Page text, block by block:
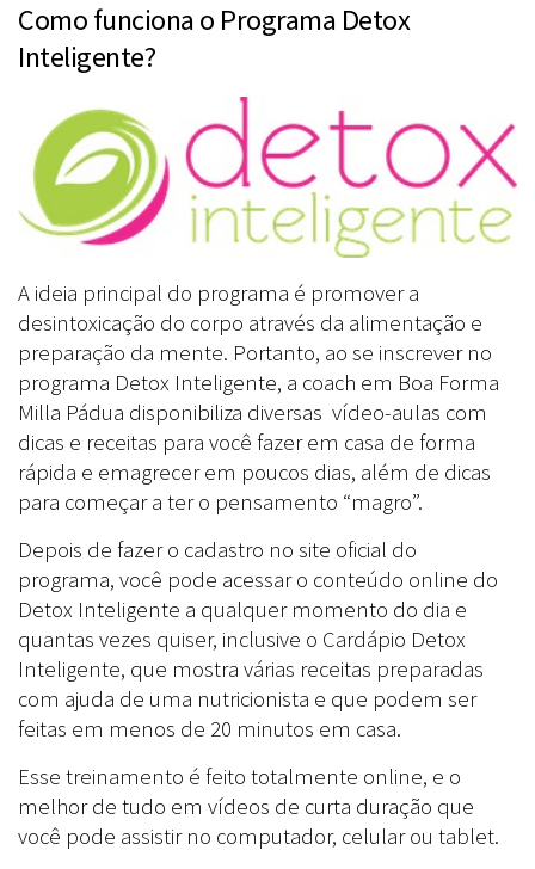
Como funciona o Programa Detox
Inteligente?
A ideia principal do programa é promover a
desintoxicação do corpo através da alimentação e
preparação da mente. Portanto, ao se inscrever no
programa Detox Inteligente, a coach em Boa Forma
Milla Pádua disponibiliza diversas vídeo-aulas com
dicas e receitas para você fazer em casa de forma
rápida e emagrecer em poucos dias, além de dicas
para começar a ter o pensamento “magro”.
Depois de fazer o cadastro no site oficial do
programa, você pode acessar o conteúdo online do
Detox Inteligente a qualquer momento do dia e
quantas vezes quiser, inclusive o Cardápio Detox
Inteligente, que mostra várias receitas preparadas
com ajuda de uma nutricionista e que podem ser
feitas em menos de 20 minutos em casa.
Esse treinamento é feito totalmente online, e o
melhor de tudo em vídeos de curta duração que
você pode assistir no computador, celular ou tablet.